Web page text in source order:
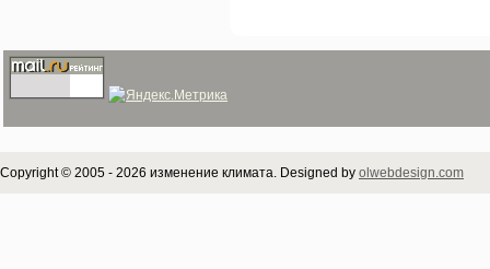
Copyright © 2005 - 2026 изменение климата. Designed by olwebdesign.com